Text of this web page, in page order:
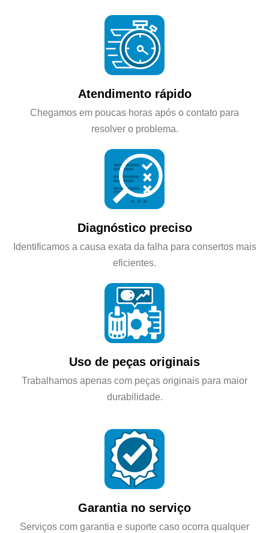
Atendimento rápido
Chegamos em poucas horas após o contato para
resolver o problema.
Diagnóstico preciso
Identificamos a causa exata da falha para consertos mais
eficientes.
Uso de peças originais
Trabalhamos apenas com peças originais para maior
durabilidade.
Garantia no serviço
Serviços com garantia e suporte caso ocorra qualquer